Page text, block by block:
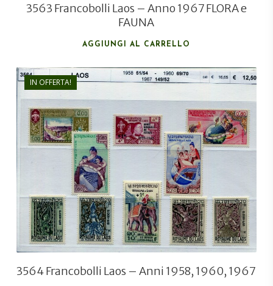
3563 Francobolli Laos – Anno 1967 FLORA e
FAUNA
AGGIUNGI AL CARRELLO
IN OFFERTA!
€12,50
3564 Francobolli Laos – Anni 1958, 1960, 1967